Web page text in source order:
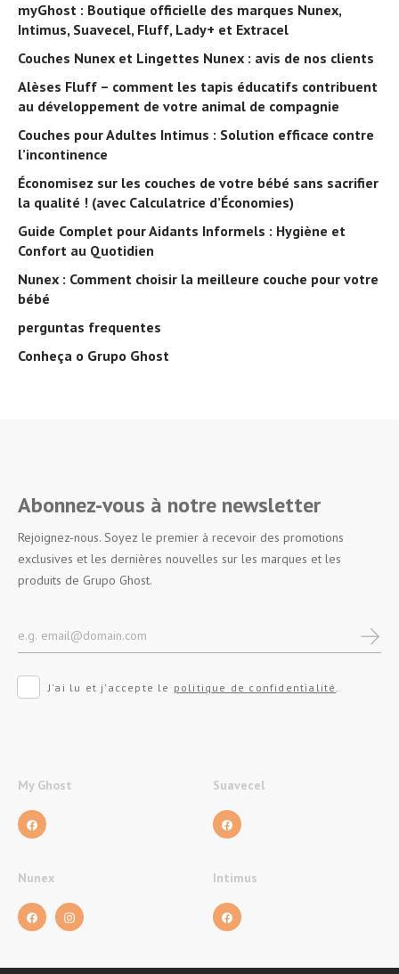
myGhost : Boutique officielle des marques Nunex,
Intimus, Suavecel, Fluff, Lady+ et Extracel
Couches Nunex et Lingettes Nunex : avis de nos clients
Alèses Fluff – comment les tapis éducatifs contribuent
au développement de votre animal de compagnie
Couches pour Adultes Intimus : Solution efficace contre
l’incontinence
Économisez sur les couches de votre bébé sans sacrifier
la qualité ! (avec Calculatrice d’Économies)
Guide Complet pour Aidants Informels : Hygiène et
Confort au Quotidien
Nunex : Comment choisir la meilleure couche pour votre
bébé
perguntas frequentes
Conheça o Grupo Ghost
Abonnez-vous à notre newsletter
Rejoignez-nous. Soyez le premier à recevoir des promotions
exclusives et les dernières nouvelles sur les marques et les
produits de Grupo Ghost.
J'ai lu et j'accepte le politique de confidentialité.
My Ghost Suavecel
Nunex Intimus